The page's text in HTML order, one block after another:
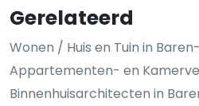
Gerelateerd
Wonen / Huis en Tuin in
Appartementen- en
Binnenhuisarchitecten in